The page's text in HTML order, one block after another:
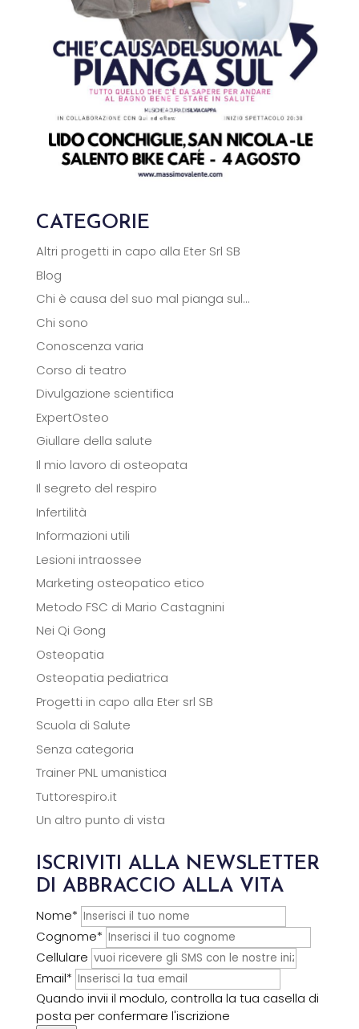
CATEGORIE
Altri progetti in capo alla Eter Srl SB
Blog
Chi è causa del suo mal pianga sul…
Chi sono
Conoscenza varia
Corso di teatro
Divulgazione scientifica
ExpertOsteo
Giullare della salute
Il mio lavoro di osteopata
Il segreto del respiro
Infertilità
Informazioni utili
Lesioni intraossee
Marketing osteopatico etico
Metodo FSC di Mario Castagnini
Nei Qi Gong
Osteopatia
Osteopatia pediatrica
Progetti in capo alla Eter srl SB
Scuola di Salute
Senza categoria
Trainer PNL umanistica
Tuttorespiro.it
Un altro punto di vista
ISCRIVITI ALLA NEWSLETTER
DI ABBRACCIO ALLA VITA
Nome*
Cognome*
Cellulare
Email*
Quando invii il modulo, controlla la tua casella di
posta per confermare l'iscrizione